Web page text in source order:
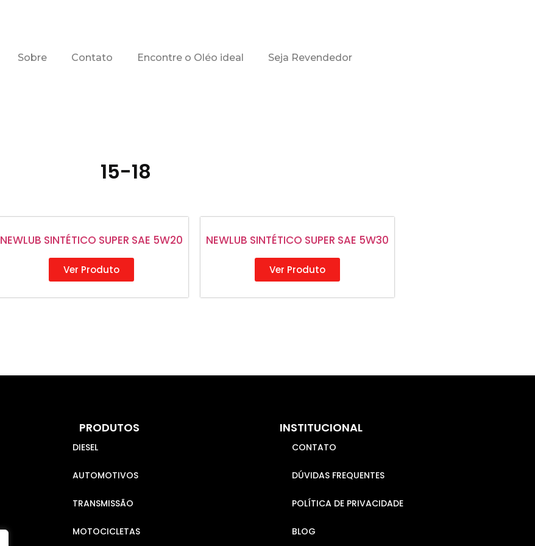
Sobre Contato Encontre o Oléo ideal Seja Revendedor
15-18
NEWLUB SINTÉTICO SUPER SAE 5W20
Ver Produto
NEWLUB SINTÉTICO SUPER SAE 5W30
Ver Produto
PRODUTOS
DIESEL
AUTOMOTIVOS
TRANSMISSÃO
MOTOCICLETAS
INSTITUCIONAL
CONTATO
DÚVIDAS FREQUENTES
POLÍTICA DE PRIVACIDADE
BLOG